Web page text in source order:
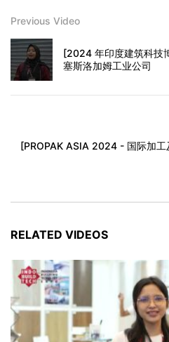
Previous Video
[2024 年印度建筑科技
塞斯洛加姆工业公司
[PROPAK ASIA 2024 - 国际加工
RELATED VIDEOS